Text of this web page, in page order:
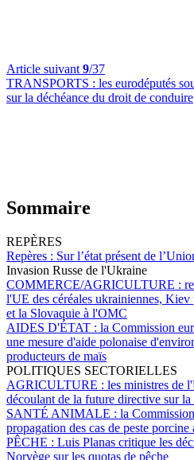
Article suivant 9/37
TRANSPORTS : les eurodéputés
sur la déchéance du droit de conduire
Sommaire
REPÈRES
Repères : Sur l’état présent de
Invasion Russe de l'Ukraine
COMMERCE/AGRICULTURE :
l'UE des céréales ukrainiennes,
et la Slovaquie à l'OMC
AIDES D'ÉTAT : la Commission
une mesure d'aide polonaise
producteurs de maïs
POLITIQUES SECTORIELLES
AGRICULTURE : les ministres de
découlant de la future directive sur la
SANTÉ ANIMALE : la
propagation des cas de peste porcine
PÊCHE : Luis Planas critique les
Norvège sur les quotas de pêche